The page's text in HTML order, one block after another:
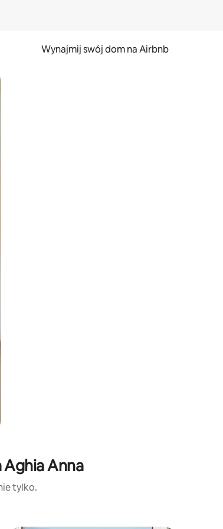
Wynajmij swój dom na Airbnb
dotykowych lub przesuwania.
Anna
tylko.